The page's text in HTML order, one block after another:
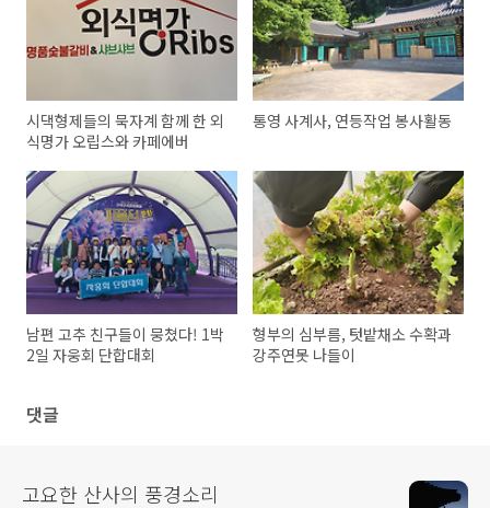
시댁형제들의 묵자계 함께 한 외
식명가 오립스와 카페에버
통영 사계사, 연등작업 봉사활동
남편 고추 친구들이 뭉쳤다! 1박
2일 자웅회 단합대회
형부의 심부름, 텃밭채소 수확과
강주연못 나들이
댓글
고요한 산사의 풍경소리